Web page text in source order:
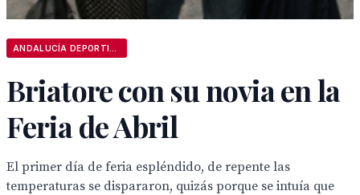
Briatore con su novia en la
Feria de Abril
El primer día de feria espléndido, de repente las
temperaturas se dispararon, quizás porque se intuía que